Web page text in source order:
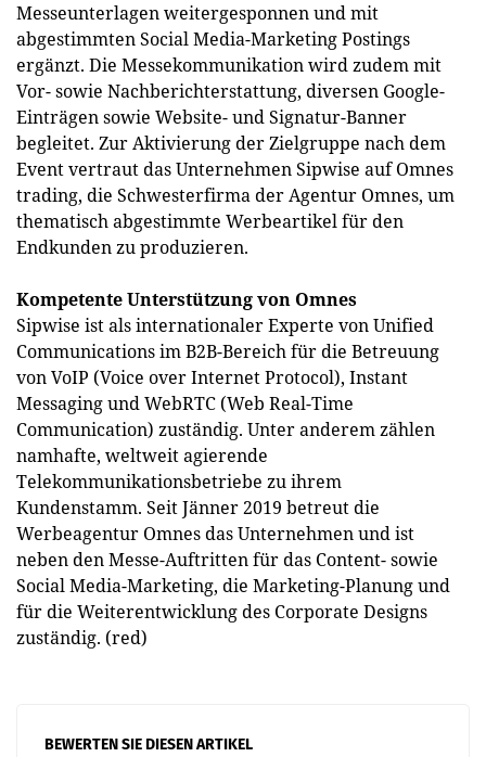
Messeunterlagen weitergesponnen und mit
abgestimmten Social Media-Marketing Postings
ergänzt. Die Messekommunikation wird zudem mit
Vor- sowie Nachberichterstattung, diversen Google-
Einträgen sowie Website- und Signatur-Banner
begleitet. Zur Aktivierung der Zielgruppe nach dem
Event vertraut das Unternehmen Sipwise auf Omnes
trading, die Schwesterfirma der Agentur Omnes, um
thematisch abgestimmte Werbeartikel für den
Endkunden zu produzieren.
Kompetente Unterstützung von Omnes
Sipwise ist als internationaler Experte von Unified
Communications im B2B-Bereich für die Betreuung
von VoIP (Voice over Internet Protocol), Instant
Messaging und WebRTC (Web Real-Time
Communication) zuständig. Unter anderem zählen
namhafte, weltweit agierende
Telekommunikationsbetriebe zu ihrem
Kundenstamm. Seit Jänner 2019 betreut die
Werbeagentur Omnes das Unternehmen und ist
neben den Messe-Auftritten für das Content- sowie
Social Media-Marketing, die Marketing-Planung und
für die Weiterentwicklung des Corporate Designs
zuständig. (red)
BEWERTEN SIE DIESEN ARTIKEL